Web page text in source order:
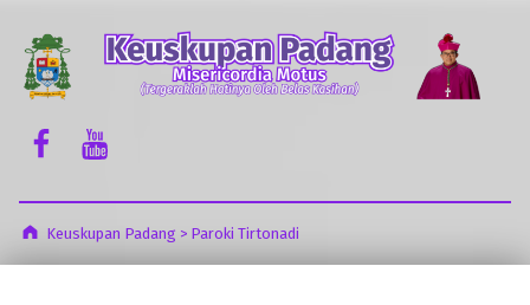
Facebook Komsos
Youtube Komsos
Keuskupan Padang > Paroki Tirtonadi